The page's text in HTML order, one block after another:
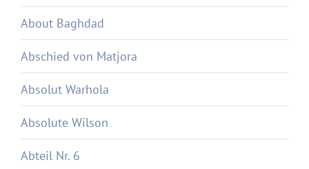
About Baghdad
Abschied von Matjora
Absolut Warhola
Absolute Wilson
Abteil Nr. 6